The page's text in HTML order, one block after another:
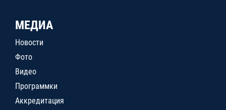
МЕДИА
Новости
Фото
Видео
Программки
Аккредитация